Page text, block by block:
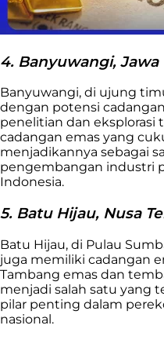
4. Banyuwangi, Jawa
Banyuwangi, di ujung
dengan potensi
penelitian dan eksplorasi
cadangan emas yang
menjadikannya sebagai
pengembangan industri
Indonesia.
5. Batu Hijau, Nusa
Batu Hijau, di Pulau
juga memiliki cadangan
Tambang emas dan
menjadi salah satu yang
pilar penting dalam
nasional.